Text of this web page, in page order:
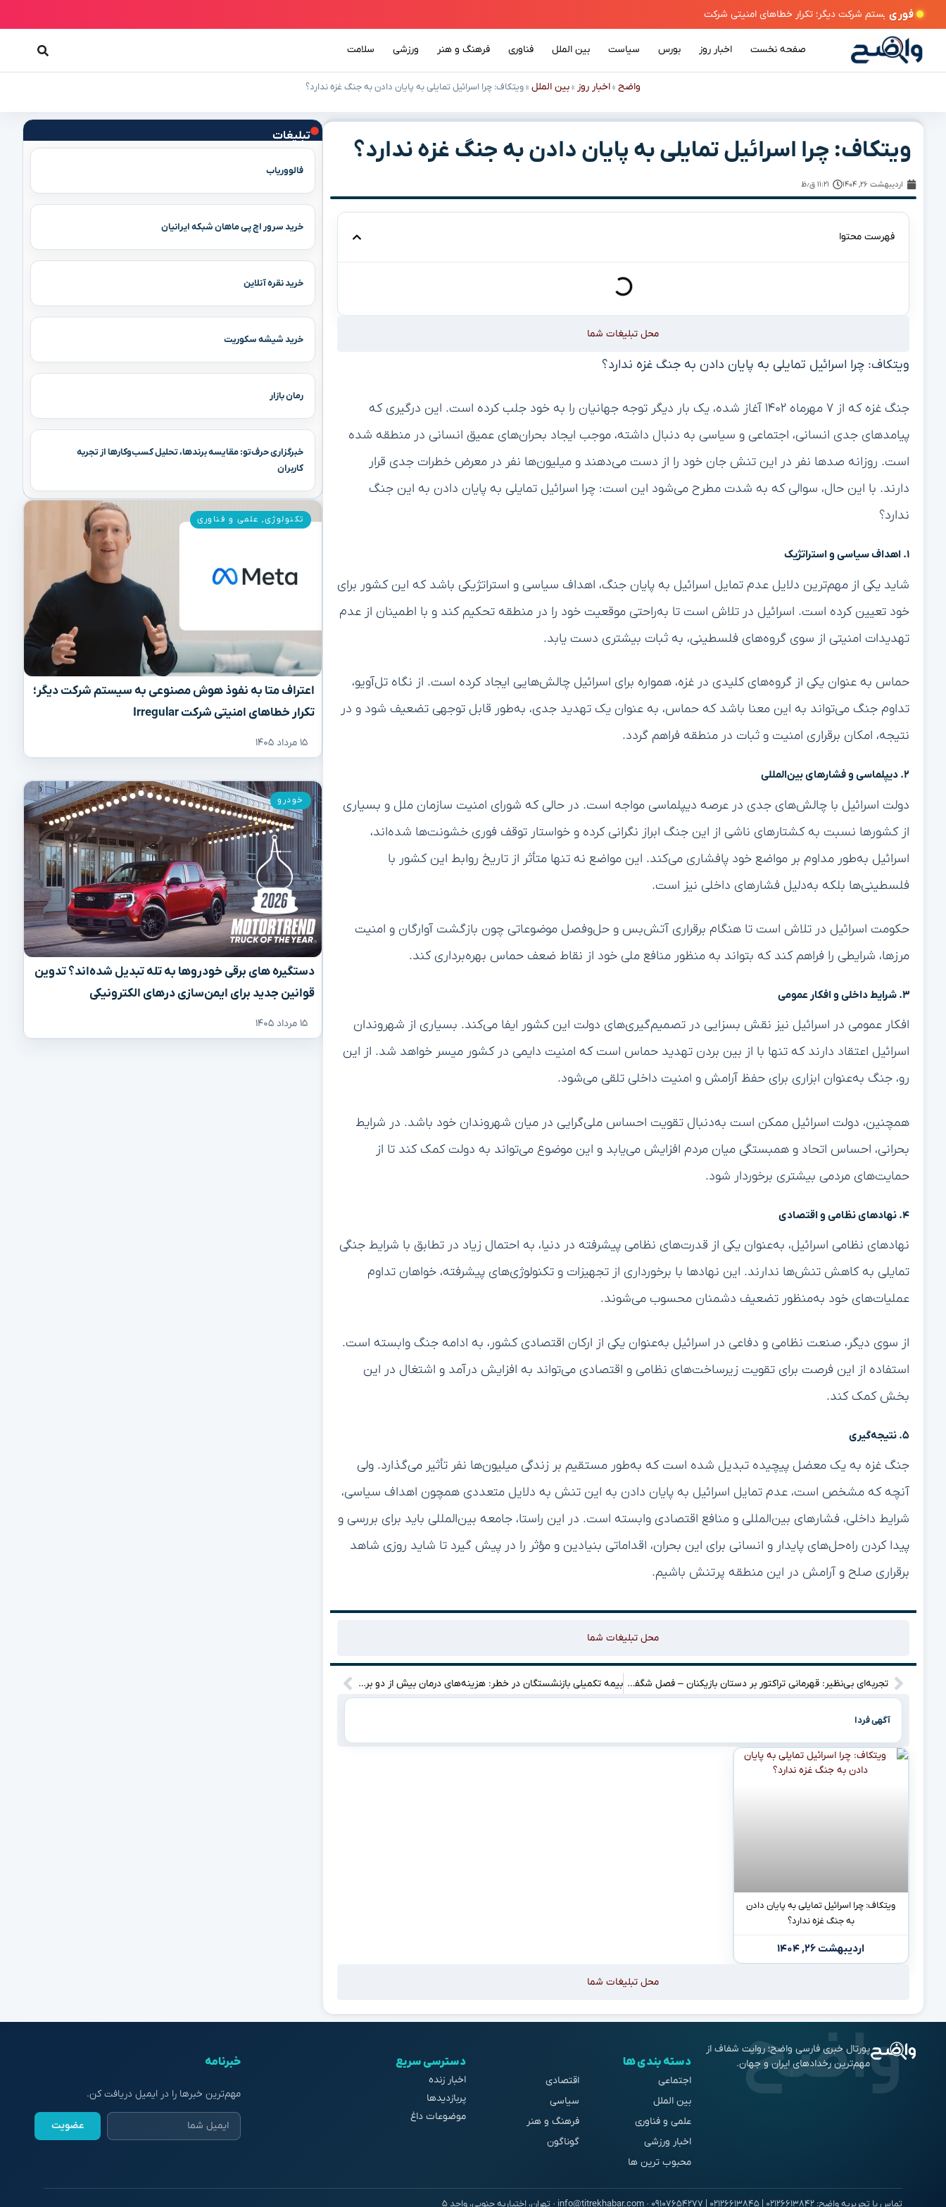
فوری
صفحه نخست اخبار روز بورس سیاست بین الملل فناوری فرهنگ و هنر ورزشی سلامت
واضح »اخبار روز »بین الملل »ویتکاف: چرا اسرائیل تمایلی به پایان دادن به جنگ غزه ندارد؟
تبلیغات
فالووریاب
خرید سرور اچ پی ماهان شبکه ایرانیان
خرید نقره آنلاین
خرید شیشه سکوریت
رمان بازار
خبرگزاری حرف‌تو: مقایسه برندها، تحلیل کسب‌وکارها از تجربه
کاربران
اعتراف متا به نفوذ هوش مصنوعی به سیستم شرکت دیگر؛
تکرار خطاهای امنیتی شرکت Irregular
۱۵ مرداد ۱۴۰۵
تکنولوژی, علمی و فناوری
دستگیره‌ های برقی خودروها به تله تبدیل شده‌اند؟ تدوین
قوانین جدید برای ایمن‌سازی درهای الکترونیکی
۱۵ مرداد ۱۴۰۵
خودرو
ویتکاف: چرا اسرائیل تمایلی به پایان دادن به جنگ غزه ندارد؟
اردیبهشت ۲۶, ۱۴۰۴ ۱۱:۲۱ ق٫ظ
فهرست محتوا
محل تبلیغات شما
ویتکاف: چرا اسرائیل تمایلی به پایان دادن به جنگ غزه ندارد؟
جنگ غزه که از ۷ مهرماه ۱۴۰۲ آغاز شده، یک بار دیگر توجه جهانیان را به خود جلب کرده است. این درگیری که
پیامدهای جدی انسانی، اجتماعی و سیاسی به دنبال داشته، موجب ایجاد بحران‌های عمیق انسانی در منطقه شده
است. روزانه صدها نفر در این تنش جان خود را از دست می‌دهند و میلیون‌ها نفر در معرض خطرات جدی قرار
دارند. با این حال، سوالی که به شدت مطرح می‌شود این است: چرا اسرائیل تمایلی به پایان دادن به این جنگ
ندارد؟
۱. اهداف سیاسی و استراتژیک
شاید یکی از مهم‌ترین دلایل عدم تمایل اسرائیل به پایان جنگ، اهداف سیاسی و استراتژیکی باشد که این کشور برای
خود تعیین کرده است. اسرائیل در تلاش است تا به‌راحتی موقعیت خود را در منطقه تحکیم کند و با اطمینان از عدم
تهدیدات امنیتی از سوی گروه‌های فلسطینی، به ثبات بیشتری دست یابد.
حماس به عنوان یکی از گروه‌های کلیدی در غزه، همواره برای اسرائیل چالش‌هایی ایجاد کرده است. از نگاه تل‌آویو،
تداوم جنگ می‌تواند به این معنا باشد که حماس، به عنوان یک تهدید جدی، به‌طور قابل توجهی تضعیف شود و در
نتیجه، امکان برقراری امنیت و ثبات در منطقه فراهم گردد.
۲. دیپلماسی و فشارهای بین‌المللی
دولت اسرائیل با چالش‌های جدی در عرصه دیپلماسی مواجه است. در حالی که شورای امنیت سازمان ملل و بسیاری
از کشورها نسبت به کشتارهای ناشی از این جنگ ابراز نگرانی کرده و خواستار توقف فوری خشونت‌ها شده‌اند،
اسرائیل به‌طور مداوم بر مواضع خود پافشاری می‌کند. این مواضع نه تنها متأثر از تاریخ روابط این کشور با
فلسطینی‌ها بلکه به‌دلیل فشارهای داخلی نیز است.
حکومت اسرائیل در تلاش است تا هنگام برقراری آتش‌بس و حل‌وفصل موضوعاتی چون بازگشت آوارگان و امنیت
مرزها، شرایطی را فراهم کند که بتواند به منظور منافع ملی خود از نقاط ضعف حماس بهره‌برداری کند.
۳. شرایط داخلی و افکار عمومی
افکار عمومی در اسرائیل نیز نقش بسزایی در تصمیم‌گیری‌های دولت این کشور ایفا می‌کند. بسیاری از شهروندان
اسرائیل اعتقاد دارند که تنها با از بین بردن تهدید حماس است که امنیت دایمی در کشور میسر خواهد شد. از این
رو، جنگ به‌عنوان ابزاری برای حفظ آرامش و امنیت داخلی تلقی می‌شود.
همچنین، دولت اسرائیل ممکن است به‌دنبال تقویت احساس ملی‌گرایی در میان شهروندان خود باشد. در شرایط
بحرانی، احساس اتحاد و همبستگی میان مردم افزایش می‌یابد و این موضوع می‌تواند به دولت کمک کند تا از
حمایت‌های مردمی بیشتری برخوردار شود.
۴. نهادهای نظامی و اقتصادی
نهادهای نظامی اسرائیل، به‌عنوان یکی از قدرت‌های نظامی پیشرفته در دنیا، به احتمال زیاد در تطابق با شرایط جنگی
تمایلی به کاهش تنش‌ها ندارند. این نهادها با برخورداری از تجهیزات و تکنولوژی‌های پیشرفته، خواهان تداوم
عملیات‌های خود به‌منظور تضعیف دشمنان محسوب می‌شوند.
از سوی دیگر، صنعت نظامی و دفاعی در اسرائیل به‌عنوان یکی از ارکان اقتصادی کشور، به ادامه جنگ وابسته است.
استفاده از این فرصت برای تقویت زیرساخت‌های نظامی و اقتصادی می‌تواند به افزایش درآمد و اشتغال در این
بخش کمک کند.
۵. نتیجه‌گیری
جنگ غزه به یک معضل پیچیده تبدیل شده است که به‌طور مستقیم بر زندگی میلیون‌ها نفر تأثیر می‌گذارد. ولی
آنچه که مشخص است، عدم تمایل اسرائیل به پایان دادن به این تنش به دلایل متعددی همچون اهداف سیاسی،
شرایط داخلی، فشارهای بین‌المللی و منافع اقتصادی وابسته است. در این راستا، جامعه بین‌المللی باید برای بررسی و
پیدا کردن راه‌حل‌های پایدار و انسانی برای این بحران، اقداماتی بنیادین و مؤثر را در پیش گیرد تا شاید روزی شاهد
برقراری صلح و آرامش در این منطقه پرتنش باشیم.
محل تبلیغات شما
تجربه‌ای بی‌نظیر: قهرمانی تراکتور بر دستان بازیکنان – فصل شگفت‌انگیز به کجا رسید؟ بیمه تکمیلی بازنشستگان در خطر: هزینه‌های درمان بیش از دو برابر شد!
آگهی فردا
ویتکاف: چرا اسرائیل تمایلی به پایان دادن
به جنگ غزه ندارد؟
اردیبهشت ۲۶, ۱۴۰۴
محل تبلیغات شما
پورتال خبری فارسی واضح؛ روایت شفاف از
مهم‌ترین رخدادهای ایران و جهان.
دسته بندی ها
اجتماعی
اقتصادی
بین الملل
سیاسی
علمی و فناوری
فرهنگ و هنر
اخبار ورزشی
گوناگون
محبوب ترین ها
دسترسی سریع
اخبار زنده
پربازدیدها
موضوعات داغ
خبرنامه
مهم‌ترین خبرها را در ایمیل دریافت کن.
عضویت